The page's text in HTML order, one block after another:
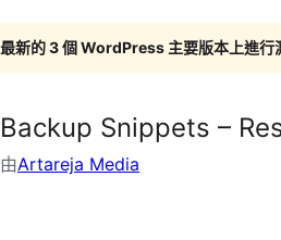
新的 3 個 WordPress 主要版本上進行
Backup Snippets –
由Artareja Media